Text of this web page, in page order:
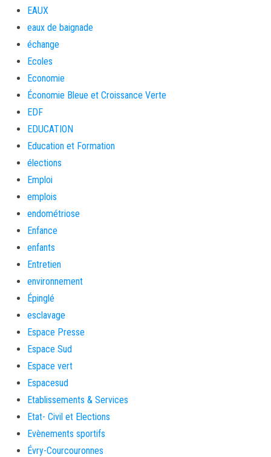
EAUX
eaux de baignade
échange
Ecoles
Economie
Économie Bleue et Croissance Verte
EDF
EDUCATION
Education et Formation
élections
Emploi
emplois
endométriose
Enfance
enfants
Entretien
environnement
Épinglé
esclavage
Espace Presse
Espace Sud
Espace vert
Espacesud
Etablissements & Services
Etat- Civil et Elections
Evènements sportifs
Évry-Courcouronnes